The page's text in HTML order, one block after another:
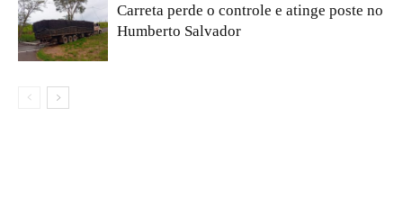
Carreta perde o controle e atinge poste no
Humberto Salvador